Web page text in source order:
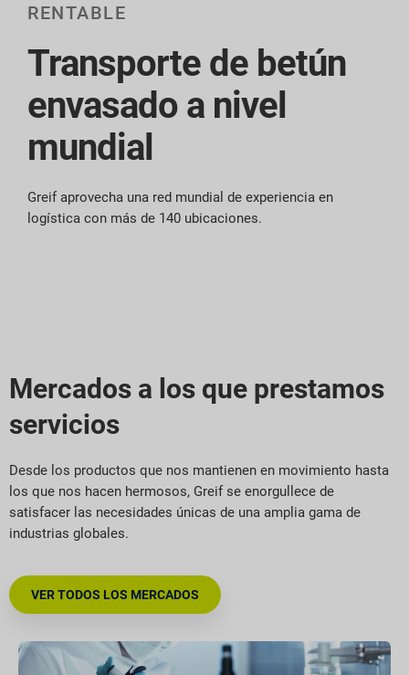
RENTABLE
Transporte de betún
envasado a nivel
mundial
Greif aprovecha una red mundial de experiencia en
logística con más de 140 ubicaciones.
Mercados a los que prestamos
servicios
Desde los productos que nos mantienen en movimiento hasta
los que nos hacen hermosos, Greif se enorgullece de
satisfacer las necesidades únicas de una amplia gama de
industrias globales.
VER TODOS LOS MERCADOS